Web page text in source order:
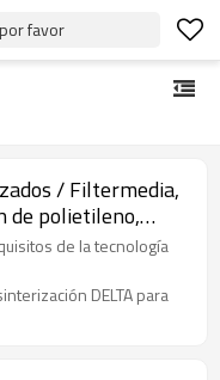
favor
/ Filtermedia,
de polietileno,
Flex PEde la tecnología
DELTA para